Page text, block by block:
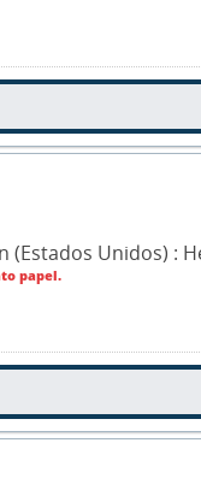
(Estados Unidos) :
papel.